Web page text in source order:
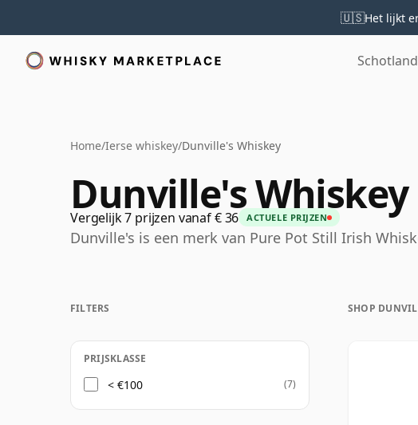
🇺🇸Het lijkt
Schotland
Home/Ierse whiskey/Dunville's Whiskey
Dunville's Whiskey
Vergelijk 7 prijzen vanaf € 36 ACTUELE PRIJZEN
Dunville's is een merk van Pure Pot Still Irish
SHOP
FILTERS
PRIJSKLASSE
< €100 (7)